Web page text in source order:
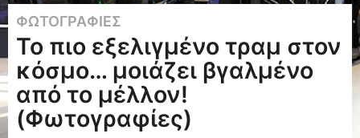
1
2
τ
η
a
ΦΩΤΟΓΡΑΦΊΕΣ
Το πιο εξελιγμένο τραμ στον
κόσμο… μοιάζει βγαλμένο
από το μέλλον!
(Φωτογραφίες)